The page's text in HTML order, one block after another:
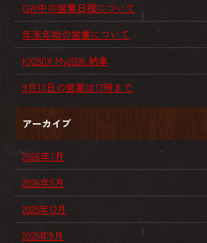
GW中の営業日程について
年末年始の営業について
KX250X My2026 納車
9月13日の営業は17時まで
アーカイブ
2026年7月
2026年5月
2025年12月
2025年9月